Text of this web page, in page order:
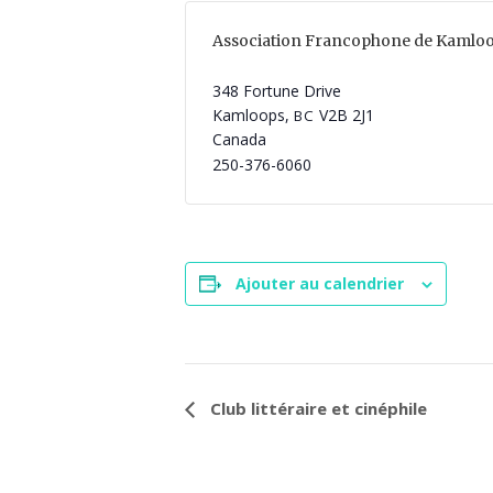
Association Francophone de
348 Fortune Drive
Kamloops, BC V2B 2J1
Canada
250-376-6060
Ajouter au calendrier
N
Club littéraire et cinéphile